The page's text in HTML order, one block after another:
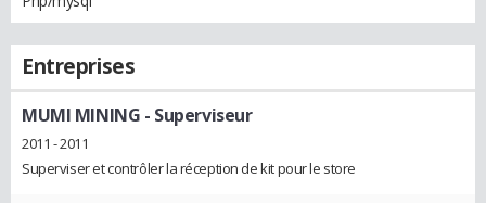
Entreprises
MUMI MINING - Superviseur
2011 - 2011
Superviser et contrôler la réception de kit pour le store